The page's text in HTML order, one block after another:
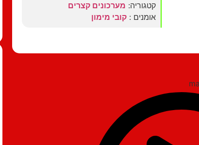
קטגוריה: מערכונים קצרים
אומנים : קובי מימון